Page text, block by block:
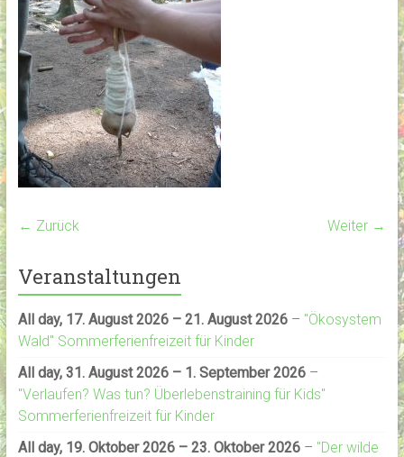
← Zurück Weiter →
Veranstaltungen
All day, 17. August 2026 – 21. August 2026– "Ökosystem
Wald" Sommerferienfreizeit für Kinder
All day, 31. August 2026 – 1. September 2026–
"Verlaufen? Was tun? Überlebenstraining für Kids"
Sommerferienfreizeit für Kinder
All day, 19. Oktober 2026 – 23. Oktober 2026– "Der wilde